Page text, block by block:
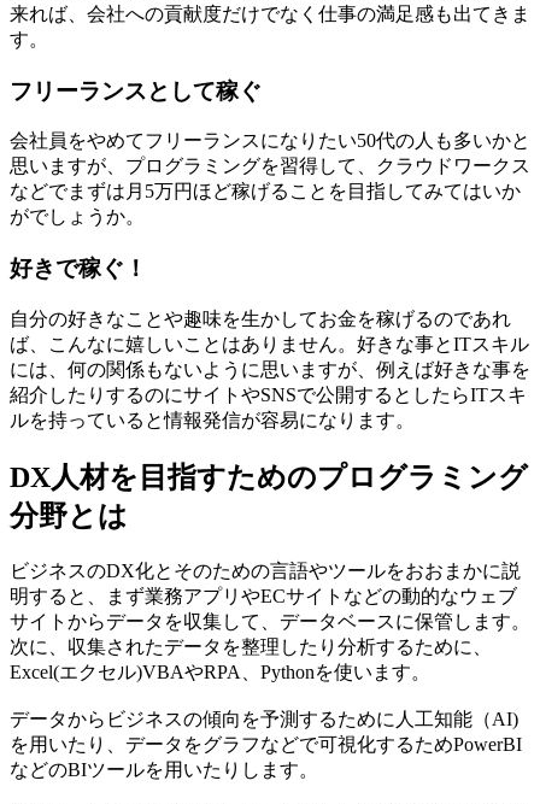
来れば、会社への貢献度だけでなく仕事の満足感も出てきま
す。
フリーランスとして稼ぐ
会社員をやめてフリーランスになりたい50代の人も多いかと
思いますが、プログラミングを習得して、クラウドワークス
などでまずは月5万円ほど稼げることを目指してみてはいか
がでしょうか。
好きで稼ぐ！
自分の好きなことや趣味を生かしてお金を稼げるのであれ
ば、こんなに嬉しいことはありません。好きな事とITスキル
には、何の関係もないように思いますが、例えば好きな事を
紹介したりするのにサイトやSNSで公開するとしたらITスキ
ルを持っていると情報発信が容易になります。
DX人材を目指すためのプログラミング
分野とは
ビジネスのDX化とそのための言語やツールをおおまかに説
明すると、まず業務アプリやECサイトなどの動的なウェブ
サイトからデータを収集して、データベースに保管します。
次に、収集されたデータを整理したり分析するために、
Excel(エクセル)VBAやRPA、Pythonを使います。
データからビジネスの傾向を予測するために人工知能（AI)
を用いたり、データをグラフなどで可視化するためPowerBI
などのBIツールを用いたりします。